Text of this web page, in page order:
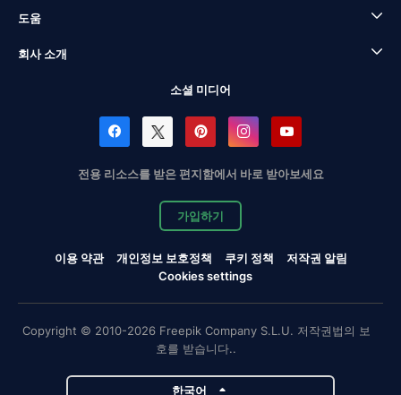
도움
회사 소개
소셜 미디어
전용 리소스를 받은 편지함에서 바로 받아보세요
가입하기
이용 약관 개인정보 보호정책 쿠키 정책
저작권 알림
Cookies settings
Copyright © 2010-2026 Freepik Company S.L.U. 저작권법의 보
호를 받습니다..
한국어